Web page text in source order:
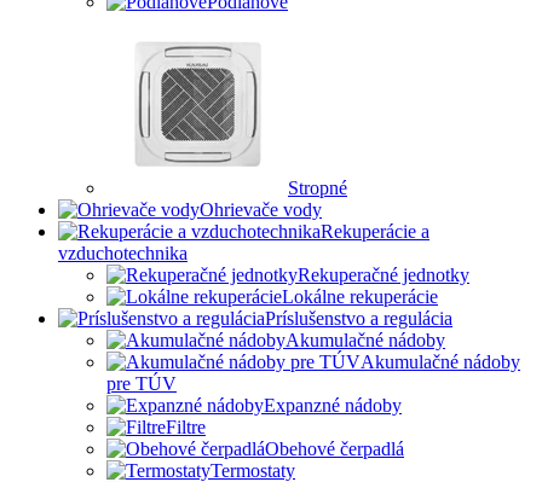
Stropné
Ohrievače vody
Rekuperácie a
vzduchotechnika
Rekuperačné jednotky
Lokálne rekuperácie
Príslušenstvo a regulácia
Akumulačné nádoby
Akumulačné nádoby
pre TÚV
Expanzné nádoby
Filtre
Obehové čerpadlá
Termostaty